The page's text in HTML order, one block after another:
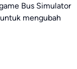
Bus Simulator
mengubah